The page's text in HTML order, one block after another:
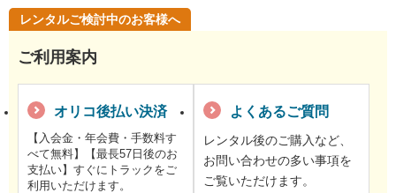
レンタルご検討中のお客様へ
ご利用案内
オリコ後払い決済
【入会金・年会費・手数料す
べて無料】【最長57日後のお
支払い】すぐにトラックをご
利用いただけます。
よくあるご質問
レンタル後のご購入など、
お問い合わせの多い事項を
ご覧いただけます。